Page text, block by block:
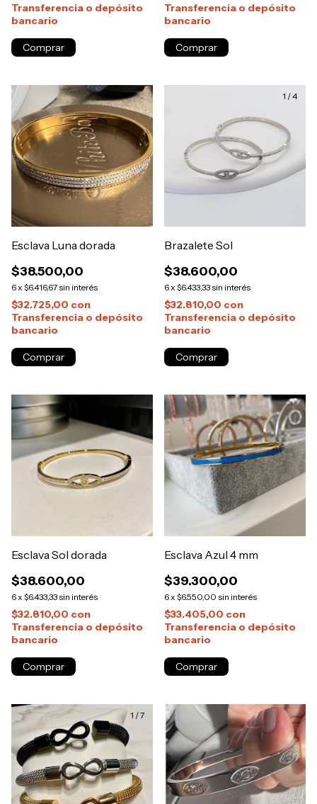
Transferencia o depósito
bancario
Transferencia o depósito
bancario
Esclava Luna dorada
$38.500,00
6 x $6.416,67sin interés
$32.725,00 con
Transferencia o depósito
bancario
1 /4
Brazalete Sol
$38.600,00
6 x $6.433,33sin interés
$32.810,00 con
Transferencia o depósito
bancario
Esclava Sol dorada
$38.600,00
6 x $6.433,33sin interés
$32.810,00 con
Transferencia o depósito
bancario
Esclava Azul 4 mm
$39.300,00
6 x $6.550,00 sin interés
$33.405,00 con
Transferencia o depósito
bancario
1 /7